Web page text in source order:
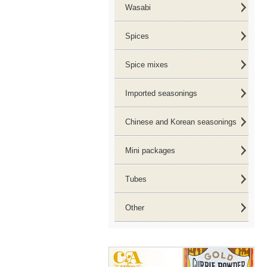
Wasabi
Spices
Spice mixes
Imported seasonings
Chinese and Korean seasonings
Mini packages
Tubes
Other